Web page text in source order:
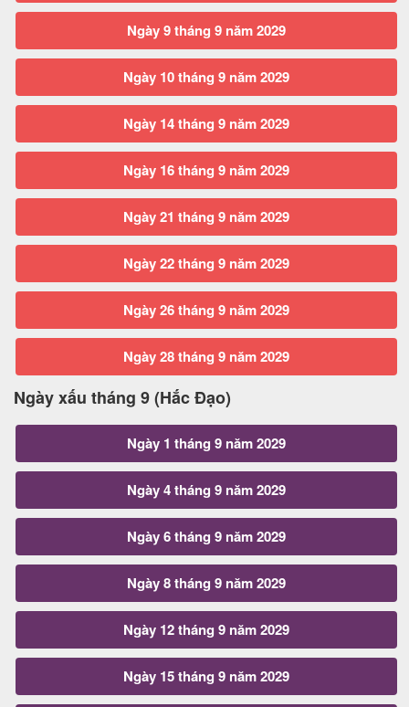
Ngày 9 tháng 9 năm 2029
Ngày 10 tháng 9 năm 2029
Ngày 14 tháng 9 năm 2029
Ngày 16 tháng 9 năm 2029
Ngày 21 tháng 9 năm 2029
Ngày 22 tháng 9 năm 2029
Ngày 26 tháng 9 năm 2029
Ngày 28 tháng 9 năm 2029
Ngày xấu tháng 9 (Hắc Đạo)
Ngày 1 tháng 9 năm 2029
Ngày 4 tháng 9 năm 2029
Ngày 6 tháng 9 năm 2029
Ngày 8 tháng 9 năm 2029
Ngày 12 tháng 9 năm 2029
Ngày 15 tháng 9 năm 2029